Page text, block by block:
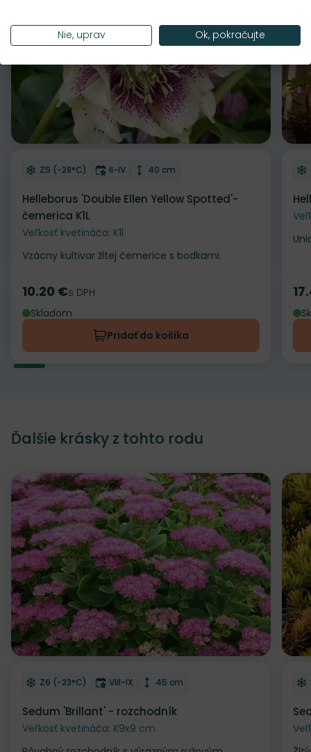
Odober do zoznamu želaní
Mrazuvzdornosť
Z5 (-28°C) Doba kvitnutia
II-IV Výška rastliny
40 cm
Helleborus 'Double Ellen Yellow Spotted'-
čemerica K1L
Veľkosť kvetináča: K1l
Vzácny kultivar žltej čemerice s bodkami.
Cena
10.20 €s DPH
Skladom
Pridať do košíka
Ďalšie krásky z tohto rodu
Odober do zoznamu želaní
Mrazuvzdornosť
Z6 (-23°C) Doba kvitnutia
VIII-IX Výška rastliny
45 cm
Sedum 'Brillant' - rozchodník
Veľkosť kvetináča: K9x9 cm
Nie, uprav Ok, pokračujte